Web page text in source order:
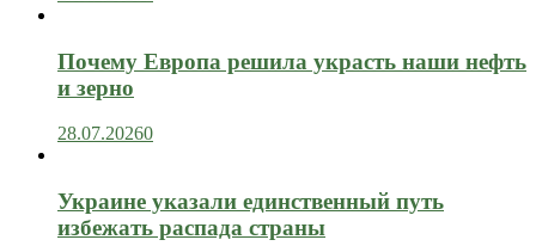
Почему Европа решила украсть наши нефть
и зерно
28.07.20260
Украине указали единственный путь
избежать распада страны